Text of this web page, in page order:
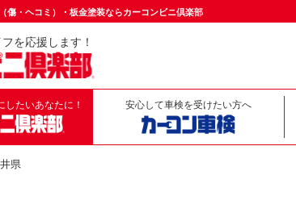
傷・ヘコミ）・板金塗装ならカーコンビニ倶楽部
を応援します！
たいあなたに！ 安心して車検を受けたい方へ
県